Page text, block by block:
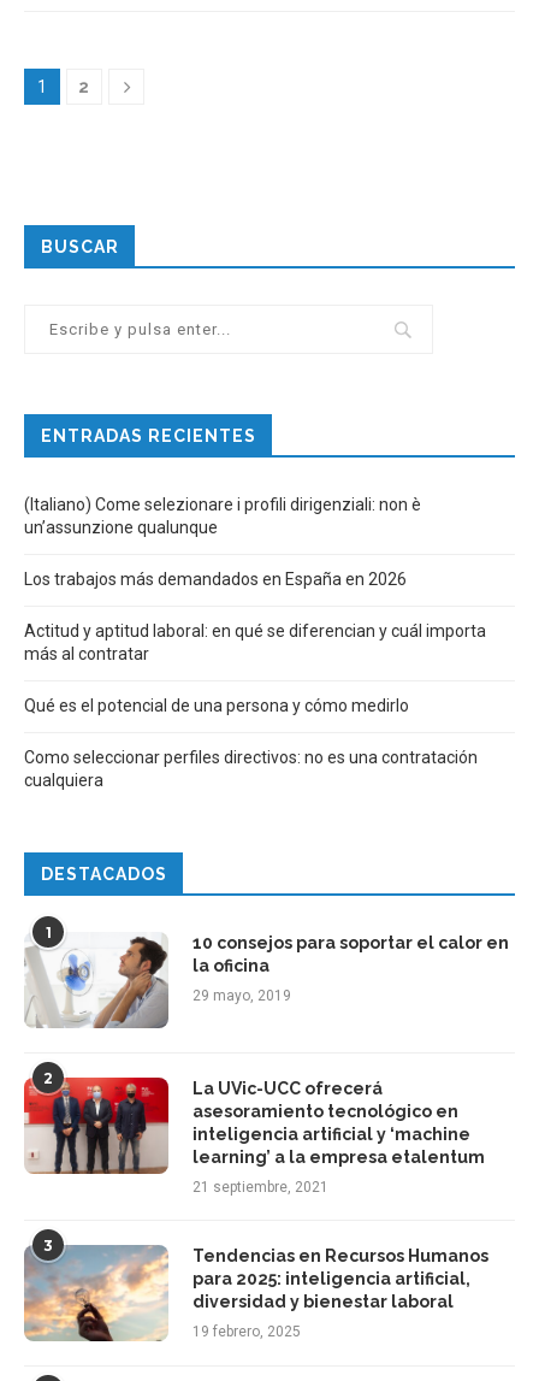
1 2
BUSCAR
ENTRADAS RECIENTES
(Italiano) Come selezionare i profili dirigenziali: non è
un’assunzione qualunque
Los trabajos más demandados en España en 2026
Actitud y aptitud laboral: en qué se diferencian y cuál importa
más al contratar
Qué es el potencial de una persona y cómo medirlo
Como seleccionar perfiles directivos: no es una contratación
cualquiera
DESTACADOS
1
10 consejos para soportar el calor en
la oficina
29 mayo, 2019
2
La UVic-UCC ofrecerá
asesoramiento tecnológico en
inteligencia artificial y ‘machine
learning’ a la empresa etalentum
21 septiembre, 2021
3
Tendencias en Recursos Humanos
para 2025: inteligencia artificial,
diversidad y bienestar laboral
19 febrero, 2025